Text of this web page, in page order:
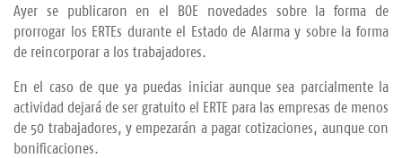
Ayer se publicaron en el BOE novedades sobre la forma de
prorrogar los ERTEs durante el Estado de Alarma y sobre la forma
de reincorporar a los trabajadores.
En el caso de que ya puedas iniciar aunque sea parcialmente la
actividad dejará de ser gratuito el ERTE para las empresas de menos
de 50 trabajadores, y empezarán a pagar cotizaciones, aunque con
bonificaciones.